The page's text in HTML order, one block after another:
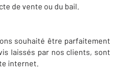
de vente ou du bail.
souhaité être parfaitement
laissés par nos clients, sont
internet.